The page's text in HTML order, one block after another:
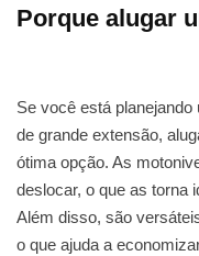
Porque alugar
Se você está
de grande extensão,
ótima opção. As
deslocar, o que as torna
Além disso, são
o que ajuda a